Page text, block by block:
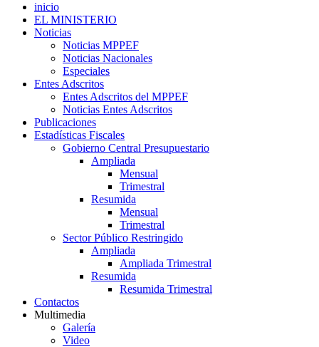
inicio
EL MINISTERIO
Noticias
Noticias MPPEF
Noticias Nacionales
Especiales
Entes Adscritos
Entes Adscritos del MPPEF
Noticias Entes Adscritos
Publicaciones
Estadísticas Fiscales
Gobierno Central Presupuestario
Ampliada
Mensual
Trimestral
Resumida
Mensual
Trimestral
Sector Público Restringido
Ampliada
Ampliada Trimestral
Resumida
Resumida Trimestral
Contactos
Multimedia
Galería
Video